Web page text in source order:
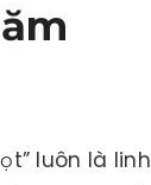
luôn là linh